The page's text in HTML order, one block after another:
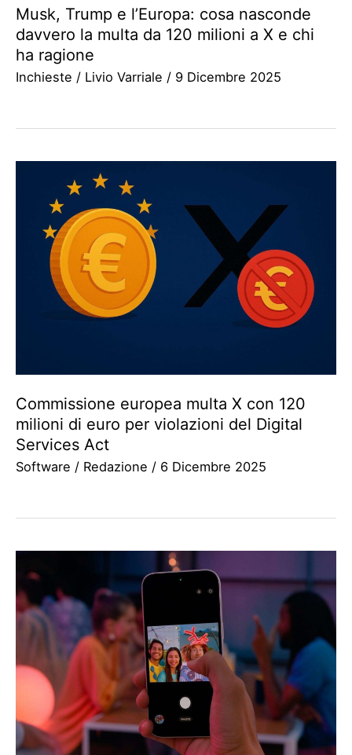
Musk, Trump e l’Europa: cosa nasconde
davvero la multa da 120 milioni a X e chi
ha ragione
Inchieste / Livio Varriale / 9 Dicembre 2025
Commissione europea multa X con 120
milioni di euro per violazioni del Digital
Services Act
Software / Redazione / 6 Dicembre 2025